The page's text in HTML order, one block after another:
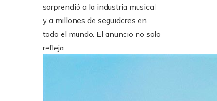
sorprendió a la industria musical
y a millones de seguidores en
todo el mundo. El anuncio no solo
refleja ...